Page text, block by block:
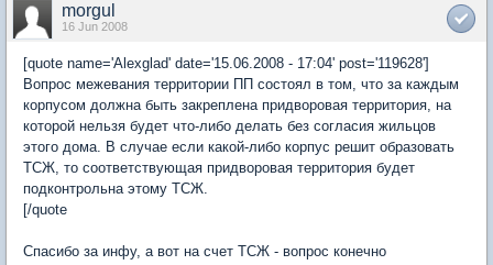
morgul
16 Jun 2008
[quote name='Alexglad' date='15.06.2008 - 17:04' post='119628']
Вопрос межевания территории ПП состоял в том, что за каждым
корпусом должна быть закреплена придворовая территория, на
которой нельзя будет что-либо делать без согласия жильцов
этого дома. В случае если какой-либо корпус решит образовать
ТСЖ, то соответствующая придворовая территория будет
подконтрольна этому ТСЖ.
[/quote
Спасибо за инфу, а вот на счет ТСЖ - вопрос конечно